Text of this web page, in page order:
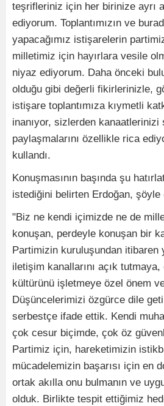
teşrifleriniz için her birinize ayrı
ediyorum. Toplantımızın ve
yapacağımız istişarelerin
milletimiz için hayırlara vesile
niyaz ediyorum. Daha önceki
olduğu gibi değerli fikirlerinizle,
istişare toplantımıza kıymetli
inanıyor, sizlerden kanaatlerinizi
paylaşmalarını özellikle rica
kullandı.
Konuşmasının başında şu
istediğini belirten Erdoğan, şöyle
"Biz ne kendi içimizde ne de
konuşan, perdeyle konuşan bir
Partimizin kuruluşundan itibaren
iletişim kanallarını açık
kültürünü işletmeye özel önem
Düşüncelerimizi özgürce dile
serbestçe ifade ettik. Kendi
çok cesur biçimde, çok öz
Partimiz için, hareketimizin
mücadelemizin başarısı için en
ortak akılla onu bulmanın ve
olduk. Birlikte tespit ettiğimiz